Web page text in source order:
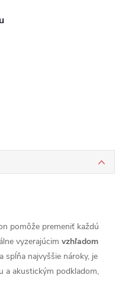
pomôže premeniť každú
vyzerajúcim vzhľadom
spĺňa najvyššie nároky, je
a akustickým podkladom,